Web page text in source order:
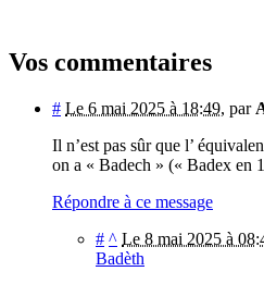
Vos commentaires
# Le 6 mai 2025 à 18:49, par
Il n’est pas sûr que l’
on a « Badech » (« Badex en
Répondre à ce message
# ^ Le 8 mai 2025 à
Badèth